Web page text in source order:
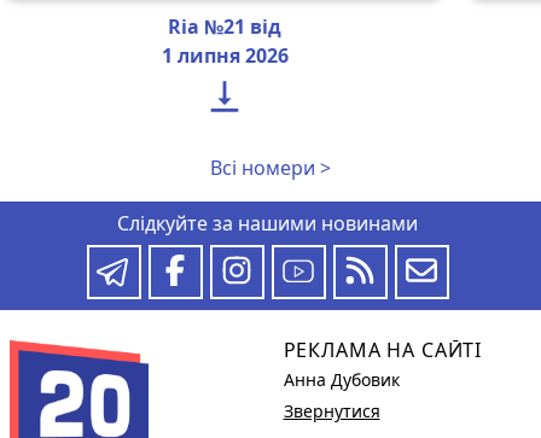
Ria №21 від
1 липня 2026

Всі номери >
Слідкуйте за нашими новинами
РЕКЛАМА НА САЙТІ
Анна Дубовик
Звернутися